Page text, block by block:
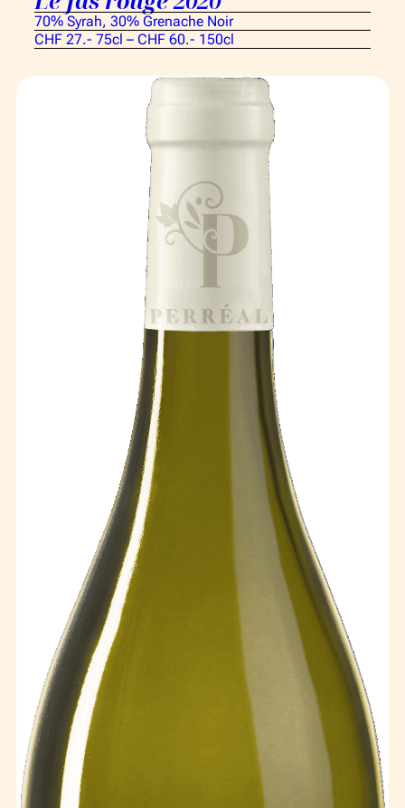
70% Syrah, 30% Grenache Noir
CHF 27.- 75cl – CHF 60.- 150cl